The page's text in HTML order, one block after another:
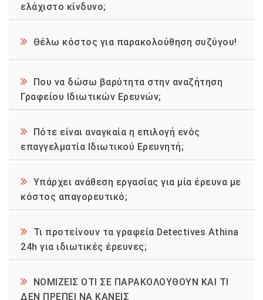
ελάχιστο κίνδυνο;
Θέλω κόστος για παρακολούθηση συζύγου!
Που να δώσω βαρύτητα στην αναζήτηση
Γραφείου Ιδιωτικών Ερευνών;
Πότε είναι αναγκαία η επιλογή ενός
επαγγελματία Ιδιωτικού Ερευνητή;
Υπάρχει ανάθεση εργασίας για μία έρευνα με
κόστος απαγορευτικό;
Τι προτείνουν τα γραφεία Detectives Athina
24h για ιδιωτικές έρευνες;
ΝΟΜΙΖΕΙΣ ΟΤΙ ΣΕ ΠΑΡΑΚΟΛΟΥΘΟΥΝ ΚΑΙ ΤΙ
ΔΕΝ ΠΡΕΠΕΙ ΝΑ ΚΑΝΕΙΣ